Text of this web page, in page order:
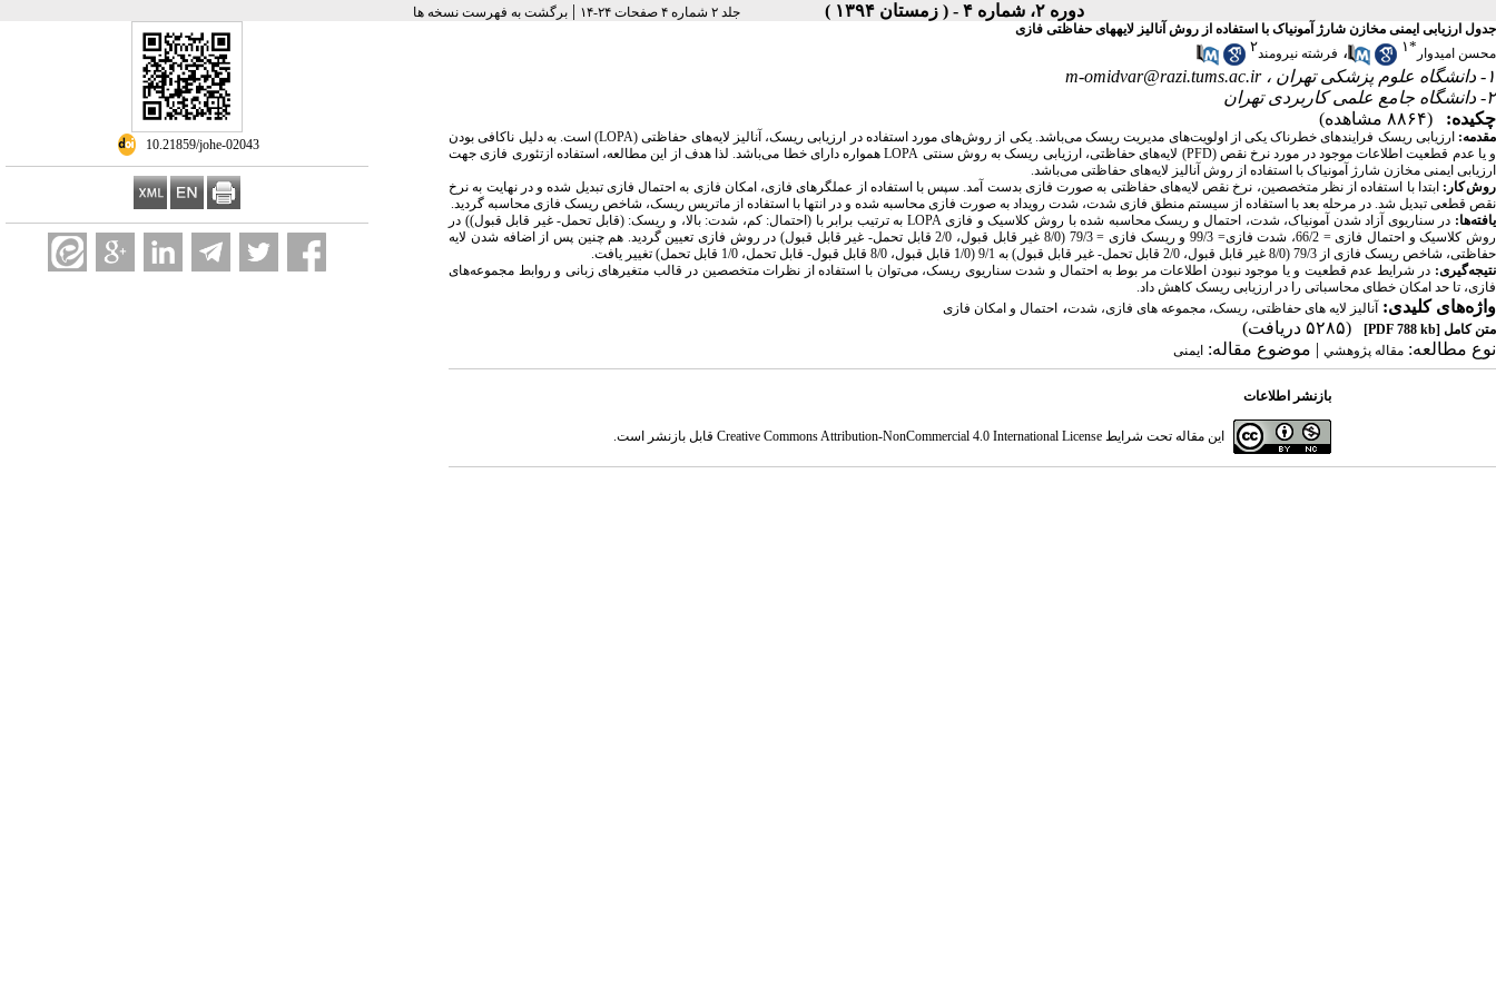
دوره ۲، شماره ۴ - ( زمستان ۱۳۹۴ ) جلد ۲ شماره ۴ صفحات ۲۴-۱۴ |برگشت به فهرست نسخه ها
‎ 10.21859/johe-02043
جدول ارزیابی ایمنی مخازن شارژ آمونیاک با استفاده از روش آنالیز لایههای حفاظتی فازی
محسن امیدوار *۱ ، فرشته نیرومند۲
۱- دانشگاه علوم پزشکی تهران ،
m-omidvar@razi.tums.ac.ir
۲- دانشگاه جامع علمی کاربردی تهران
چکیده:
(۸۸۶۴ مشاهده)
مقدمه:ارزیابی ریسک فرایندهای خطرناک یکی از اولویتهای مدیریت ریسک میباشد. یکی از روشهای مورد استفاده در ارزیابی ریسک، آنالیز لایههای حفاظتی (LOPA) است. به دلیل ناکافی بودن
و یا عدم قطعیت اطلاعات موجود در مورد نرخ نقص (PFD) لایههای حفاظتی، ارزیابی ریسک به روش سنتی LOPAهمواره دارای خطا میباشد. لذا هدف از این مطالعه، استفاده ازتئوری فازی جهت
ارزیابی ایمنی مخازن شارژ آمونیاک با استفاده از روش آنالیز لایههای حفاظتی میباشد.
روشکار: ابتدا با استفاده از نظر متخصصین، نرخ نقص لایههای حفاظتی به صورت فازی بدست آمد. سپس با استفاده از عملگرهای فازی، امکان فازی به احتمال فازی تبدیل شده و در نهایت به نرخ
نقص قطعی تبدیل شد. در مرحله بعد با استفاده از سیستم منطق فازی شدت، شدت رویداد به صورت فازی محاسبه شده و در انتها با استفاده از ماتریس ریسک، شاخص ریسک فازی محاسبه گردید.
یافتهها: در سناریوی آزاد شدن آمونیاک، شدت، احتمال و ریسک محاسبه شده با روش کلاسیک و فازی LOPA به ترتیب برابر با (احتمال: کم، شدت: بالا، و ریسک: (قابل تحمل- غیر قابل قبول)) در
روش کلاسیک و احتمال فازی = 66/2، شدت فازی= 99/3 و ریسک فازی = 79/3 (8/0 غیر قابل قبول، 2/0 قابل تحمل- غیر قابل قبول) در روش فازی تعیین گردید. هم چنین پس از اضافه شدن لایه
حفاظتی، شاخص ریسک فازی از 79/3 (8/0 غیر قابل قبول، 2/0 قابل تحمل- غیر قابل قبول) به 9/1 (1/0 قابل قبول، 8/0 قابل قبول- قابل تحمل، 1/0 قابل تحمل) تغییر یافت.
نتیجهگیری: در شرایط عدم قطعیت و یا موجود نبودن اطلاعات مر بوط به احتمال و شدت سناریوی ریسک، میتوان با استفاده از نظرات متخصصین در قالب متغیرهای زبانی و روابط مجموعههای
فازی، تا حد امکان خطای محاسباتی را در ارزیابی ریسک کاهش داد.
واژه‌های کلیدی:آنالیز لایه های حفاظتی، ریسک، مجموعه های فازی، شدت، احتمال و امکان فازی
متن کامل [PDF 788 kb]
(۵۲۸۵ دریافت)
نوع مطالعه: مقاله پژوهشي | موضوع مقاله: ایمنی
بازنشر اطلاعات
این مقاله تحت شرایط Creative Commons Attribution-NonCommercial 4.0 International Licenseقابل بازنشر است.